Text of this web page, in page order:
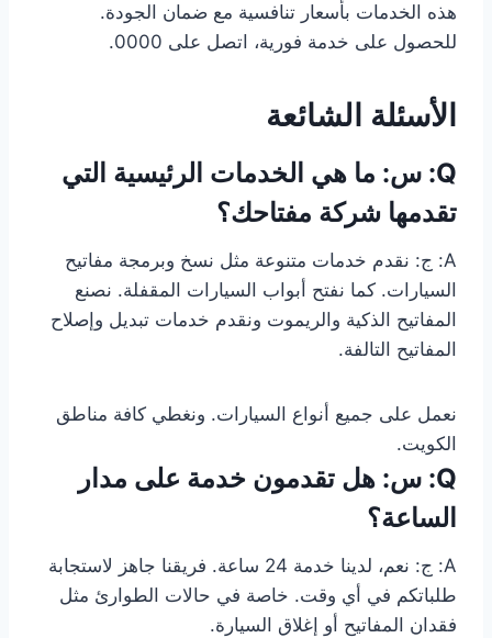
هذه الخدمات بأسعار تنافسية مع ضمان الجودة.
للحصول على خدمة فورية، اتصل على 0000.
الأسئلة الشائعة
Q: س: ما هي الخدمات الرئيسية التي
تقدمها شركة مفتاحك؟
A: ج: نقدم خدمات متنوعة مثل نسخ وبرمجة مفاتيح
السيارات. كما نفتح أبواب السيارات المقفلة. نصنع
المفاتيح الذكية والريموت ونقدم خدمات تبديل وإصلاح
المفاتيح التالفة.
نعمل على جميع أنواع السيارات. ونغطي كافة مناطق
الكويت.
Q: س: هل تقدمون خدمة على مدار
الساعة؟
A: ج: نعم، لدينا خدمة 24 ساعة. فريقنا جاهز لاستجابة
طلباتكم في أي وقت. خاصة في حالات الطوارئ مثل
فقدان المفاتيح أو إغلاق السيارة.